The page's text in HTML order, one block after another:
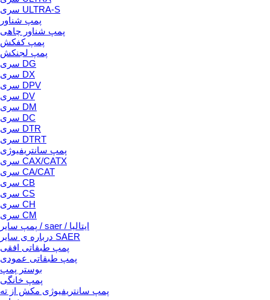
سری ULTRA-S
پمپ شناور
پمپ شناور چاهی
پمپ کفکش
پمپ لجنکش
سری DG
سری DX
سری DPV
سری DV
سری DM
سری DC
سری DTR
سری DTRT
پمپ سانتریفیوژی
سری CAX/CATX
سری CA/CAT
سری CB
سری CS
سری CH
سری CM
پمپ سایر / saer / ایتالیا
درباره ی سایر SAER
پمپ طبقاتی افقی
پمپ طبقاتی عمودی
بوستر پمپ
پمپ خانگی
پمپ سانتریفیوژی مکش از ته